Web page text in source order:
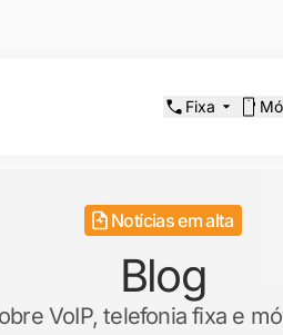
Fixa
Notícias em alta
Blog
VoIP, telefonia fixa e